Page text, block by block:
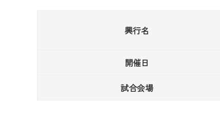
興行名
開催日
試合会場